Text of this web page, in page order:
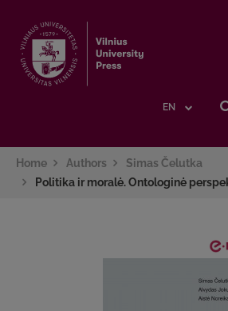
EN
Home Authors
Simas Čelutka
Politika ir moralė. Ontologinė